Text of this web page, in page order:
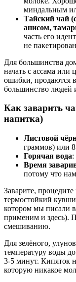
миндальным
Тайский чай
анисом,
часть его
не
Для большинства
начать с ассама
ошибки, продаются
большинство людей
Как заварить
напитка)
Листовой
граммов) или
Горячая вода:
Время
потому что
Заварите,
термостойкий
котором мы писали в
применим и здесь).
смешиванию.
Для зелёного,
температуру воды
3-5 минут. Кипяток
которую никакое